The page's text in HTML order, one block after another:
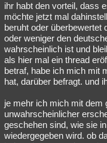
ihr habt den vorteil, dass
möchte jetzt mal
beruht oder überbewertet
oder weniger den
wahrscheinlich ist und
als hier mal ein thread
betraf, habe ich mich mit
hat, darüber befragt. und
je mehr ich mich mit
unwahrscheinlicher
geschehen sind, wie sie
wiedergegeben wird. ob